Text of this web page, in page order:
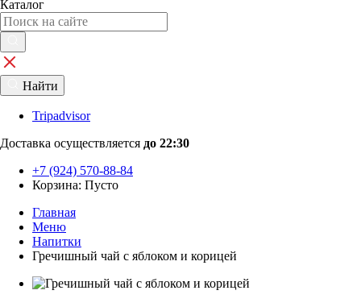
Каталог
Найти
Tripadvisor
Доставка осуществляется до 22:30
+7 (924) 570-88-84
Корзина: Пусто
Главная
Меню
Напитки
Гречишный чай с яблоком и корицей